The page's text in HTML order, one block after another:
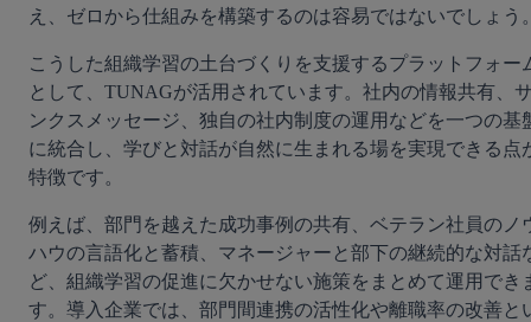
え、ゼロから仕組みを構築するのは容易ではないでしょう
こうした組織学習の土台づくりを支援するプラットフォー
として、TUNAGが活用されています。社内の情報共有、
ンクスメッセージ、独自の社内制度の運用などを一つの基
に統合し、学びと対話が自然に生まれる場を実現できる点
特徴です。
例えば、部門を越えた成功事例の共有、ベテラン社員のノ
ハウの言語化と蓄積、マネージャーと部下の継続的な対話
ど、組織学習の促進に欠かせない施策をまとめて運用でき
す。導入企業では、部門間連携の活性化や離職率の改善と